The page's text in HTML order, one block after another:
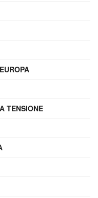
TENSIONE